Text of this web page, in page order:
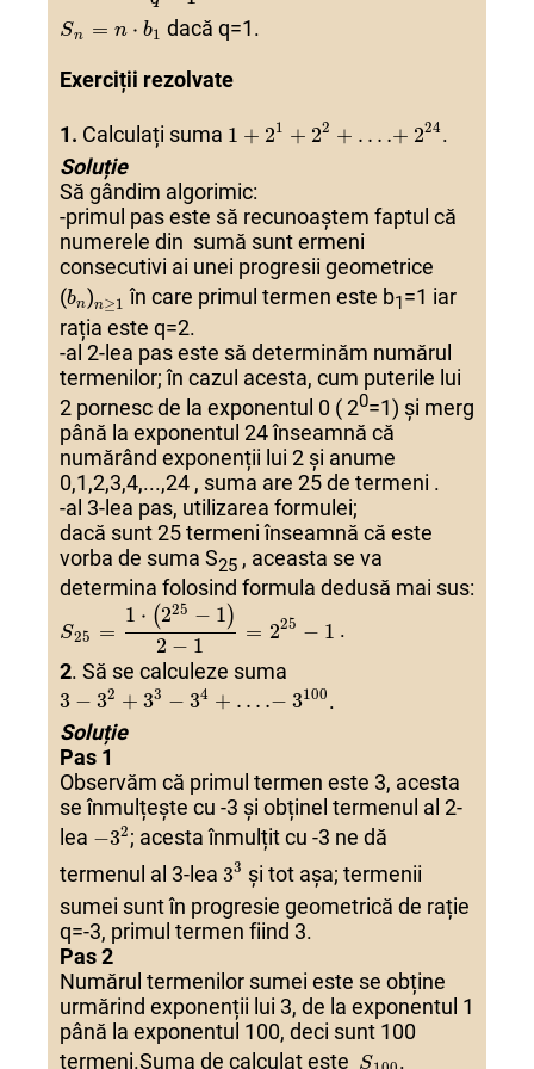
Sn = n⋅ b1 dacă q=1.
Exerciții rezolvate
1. Calculați suma 1 +2 1+ 22 +. …+
1 +2 1+ 22 +. …+
1 + 21 + 22 + . …+ 224 .
Soluție
Să gândim algorimic:
-primul pas este să recunoaștem faptul că
numerele din sumă sunt ermeni
consecutivi ai unei progresii geometrice
(bn)n≥1 în care primul termen este b1 =1 iar
rația este q=2.
-al 2-lea pas este să determinăm numărul
termenilor; în cazul acesta, cum puterile lui
2 pornesc de la exponentul 0 ( 20=1) și merg
până la exponentul 24 înseamnă că
numărând exponenții lui 2 și anume
0,1,2,3,4,...,24 , suma are 25 de termeni .
-al 3-lea pas, utilizarea formulei;
dacă sunt 25 termeni înseamnă că este
vorba de suma S25 , aceasta se va
determina folosind formula dedusă mai sus:
⋅( 2 25−1 )2 −1 25−
⋅( 2 25−1 )2 −1 25−
S25 =
1 ⋅ (225 − 1)
2 − 1
= 225 − 1 .
2. Să se calculeze suma
3 −3 2+ 33 −3 4+ .… −3
3 −3 2+ 33 −3 4+ .… −3
3 − 32 + 33 − 34 + . …− 3100
Soluție
Pas 1
Observăm că primul termen este 3, acesta
se înmulțește cu -3 și obținel termenul al 2-
lea −32
−32
−32 ; acesta înmulțit cu -3 ne dă
termenul al 3-lea 33
33
33 și tot așa; termenii
sumei sunt în progresie geometrică de rație
q=-3, primul termen fiind 3.
Pas 2
Numărul termenilor sumei este se obține
urmărind exponenții lui 3, de la exponentul 1
până la exponentul 100, deci sunt 100
termeni.Suma de calculat este S100
S100
S
.